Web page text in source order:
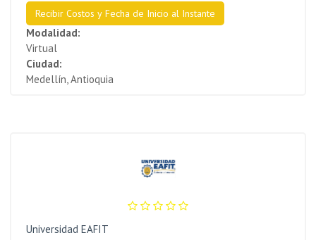
Recibir Costos y Fecha de Inicio al Instante
Modalidad:
Virtual
Ciudad:
Medellín, Antioquia
Universidad EAFIT